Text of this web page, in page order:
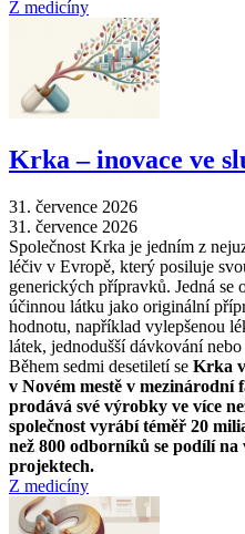
Z medicíny
Krka –⁠ inovace ve
31. července 2026
31. července 2026
Společnost Krka je jedním z
léčiv v Evropě, který posiluje
generických přípravků. Jedná se
účinnou látku jako originální
hodnotu, například vylepšenou
látek, jednodušší dávkování
Během sedmi desetiletí se Krka
v Novém mestě v mezinárodní
prodává své výrobky ve více
společnost vyrábí téměř 20
než 800 odborníků se podílí na
projektech.
Z medicíny